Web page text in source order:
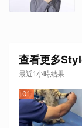
查看更多
最近1小時結果
01